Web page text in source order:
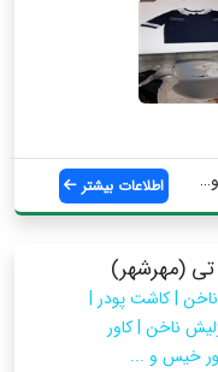
اطلاعات بیشتر
(مهرشهر)
ناخن | کاشت پودر |
ناخن | کاور
خیس و ...